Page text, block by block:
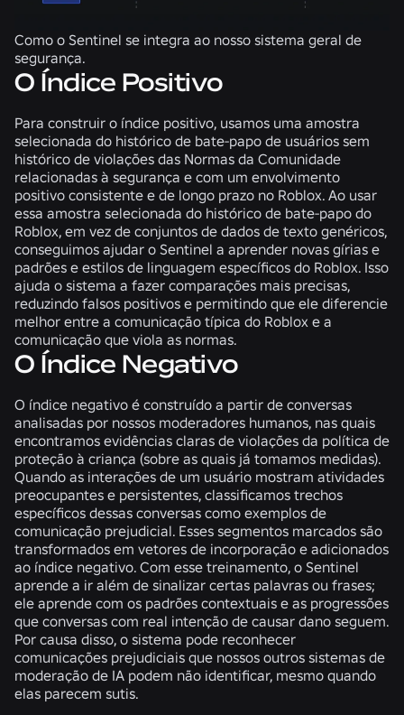
Como o Sentinel se integra ao nosso sistema geral de
segurança.
O Índice Positivo
Para construir o índice positivo, usamos uma amostra
selecionada do histórico de bate-papo de usuários sem
histórico de violações das Normas da Comunidade
relacionadas à segurança e com um envolvimento
positivo consistente e de longo prazo no Roblox. Ao usar
essa amostra selecionada do histórico de bate-papo do
Roblox, em vez de conjuntos de dados de texto genéricos,
conseguimos ajudar o Sentinel a aprender novas gírias e
padrões e estilos de linguagem específicos do Roblox. Isso
ajuda o sistema a fazer comparações mais precisas,
reduzindo falsos positivos e permitindo que ele diferencie
melhor entre a comunicação típica do Roblox e a
comunicação que viola as normas.
O Índice Negativo
O índice negativo é construído a partir de conversas
analisadas por nossos moderadores humanos, nas quais
encontramos evidências claras de violações da política de
proteção à criança (sobre as quais já tomamos medidas).
Quando as interações de um usuário mostram atividades
preocupantes e persistentes, classificamos trechos
específicos dessas conversas como exemplos de
comunicação prejudicial. Esses segmentos marcados são
transformados em vetores de incorporação e adicionados
ao índice negativo. Com esse treinamento, o Sentinel
aprende a ir além de sinalizar certas palavras ou frases;
ele aprende com os padrões contextuais e as progressões
que conversas com real intenção de causar dano seguem.
Por causa disso, o sistema pode reconhecer
comunicações prejudiciais que nossos outros sistemas de
moderação de IA podem não identificar, mesmo quando
elas parecem sutis.